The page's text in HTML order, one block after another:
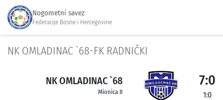
Nogometni savez
Federacije Bosne i Hercegovine
NK OMLADINAC `68-FK RADNIČKI
NK OMLADINAC `68
Mionica II
7:0
1:0